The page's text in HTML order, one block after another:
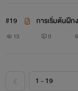
#19 การเริ่มต้นฝึก
13 0